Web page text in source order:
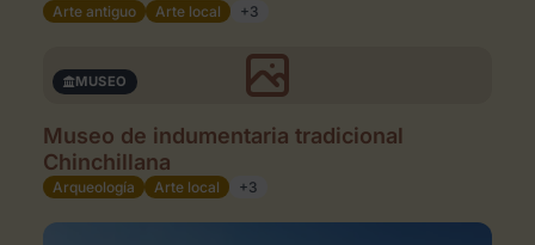
Arte antiguo Arte local +3
MUSEO
Museo de indumentaria tradicional
Chinchillana
Arqueología Arte local +3